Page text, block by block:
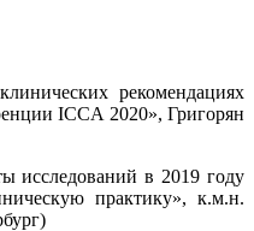
рекомендациях
ICCA 2020», Григорян
исследований в 2019 году
практику», к.м.н.